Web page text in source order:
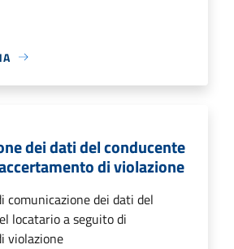
dei dati del conducente
di violazione
comunicazione dei dati del
locatario a seguito di
violazione